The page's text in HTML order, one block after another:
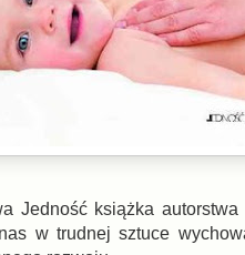
Jedność książka
w trudnej sztuce